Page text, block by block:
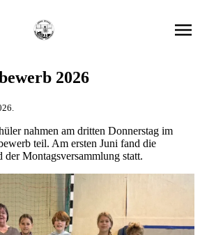
2026
nahmen am dritten Donnerstag im
teil. Am ersten Juni fand die
Montagsversammlung statt.